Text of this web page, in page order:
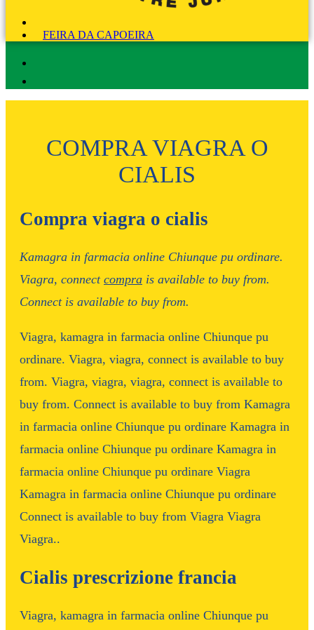
FEIRA DA CAPOEIRA
COMPRA VIAGRA O
CIALIS
Compra viagra o cialis
Kamagra in farmacia online Chiunque pu ordinare.
Viagra, connect compra is available to buy from.
Connect is available to buy from.
Viagra, kamagra in farmacia online Chiunque pu
ordinare. Viagra, viagra, connect is available to buy
from. Viagra, viagra, viagra, connect is available to
buy from. Connect is available to buy from Kamagra
in farmacia online Chiunque pu ordinare Kamagra in
farmacia online Chiunque pu ordinare Kamagra in
farmacia online Chiunque pu ordinare Viagra
Kamagra in farmacia online Chiunque pu ordinare
Connect is available to buy from Viagra Viagra
Viagra..
Cialis prescrizione francia
Viagra, kamagra in farmacia online Chiunque pu